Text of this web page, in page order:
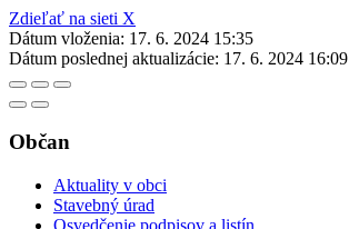
Zdieľať na sieti X
Dátum vloženia: 17. 6. 2024 15:35
Dátum poslednej aktualizácie: 17. 6. 2024 16:09
Občan
Aktuality v obci
Stavebný úrad
Osvedčenie podpisov a listín